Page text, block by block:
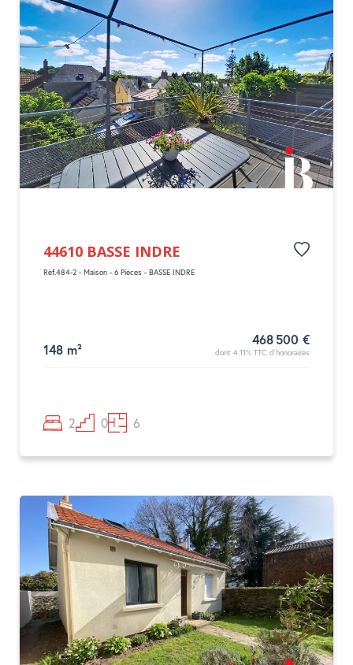
44610 BASSE INDRE
Réf.484-2 - Maison - 6 Pièces - BASSE INDRE
148 m²
468 500 €
dont 4.11% TTC d'honoraires
2 0 6